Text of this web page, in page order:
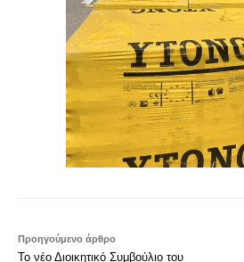
Προηγούμενο άρθρο
Το νέο Διοικητικό Συμβούλιο του